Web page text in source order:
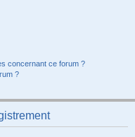
concernant ce forum ?
?